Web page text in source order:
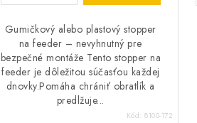
Gumičkový alebo plastový stopper
na feeder – nevyhnutný pre
bezpečné montáže Tento stopper na
feeder je dôležitou súčasťou každej
dnovky.Pomáha chrániť obratlík a
predlžuje...
Kód:8100-172